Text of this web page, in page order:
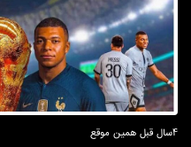
4سال قبل همین موقع